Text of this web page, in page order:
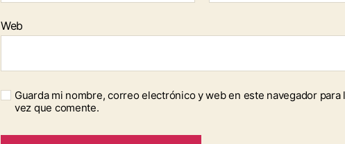
Web
Guarda mi nombre, correo electrónico y web en este navegador para
vez que comente.